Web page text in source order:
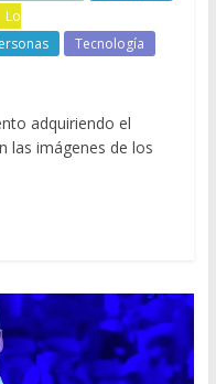
Lo
Tecnología
adquiriendo el
las imágenes de los